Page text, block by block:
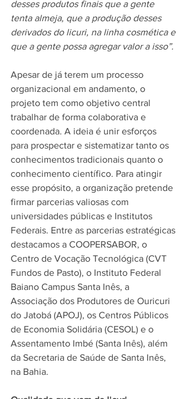
desses produtos finais que a gente
tenta almeja, que a produção desses
derivados do licuri, na linha cosmética e
que a gente possa agregar valor a isso”.
Apesar de já terem um processo
organizacional em andamento, o
projeto tem como objetivo central
trabalhar de forma colaborativa e
coordenada. A ideia é unir esforços
para prospectar e sistematizar tanto os
conhecimentos tradicionais quanto o
conhecimento científico. Para atingir
esse propósito, a organização pretende
firmar parcerias valiosas com
universidades públicas e Institutos
Federais. Entre as parcerias estratégicas
destacamos a COOPERSABOR, o
Centro de Vocação Tecnológica (CVT
Fundos de Pasto), o Instituto Federal
Baiano Campus Santa Inês, a
Associação dos Produtores de Ouricuri
do Jatobá (APOJ), os Centros Públicos
de Economia Solidária (CESOL) e o
Assentamento Imbé (Santa Inês), além
da Secretaria de Saúde de Santa Inês,
na Bahia.